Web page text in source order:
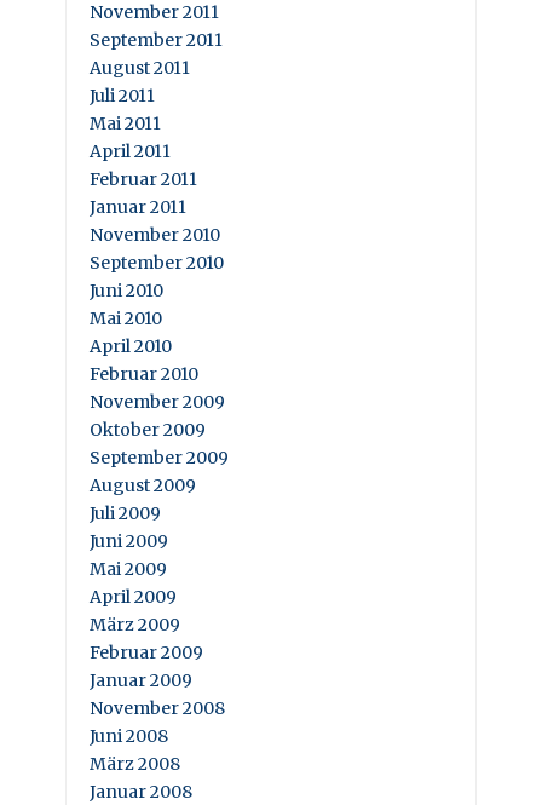
November 2011
September 2011
August 2011
Juli 2011
Mai 2011
April 2011
Februar 2011
Januar 2011
November 2010
September 2010
Juni 2010
Mai 2010
April 2010
Februar 2010
November 2009
Oktober 2009
September 2009
August 2009
Juli 2009
Juni 2009
Mai 2009
April 2009
März 2009
Februar 2009
Januar 2009
November 2008
Juni 2008
März 2008
Januar 2008